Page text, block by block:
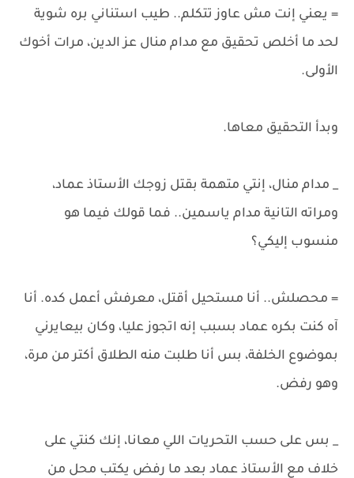
= يعني إنت مش عاوز تتكلم.. طيب استناني بره شوية
لحد ما أخلص تحقيق مع مدام منال عز الدين، مرات أخوك
الأولى.
وبدأ التحقيق معاها.
_ مدام منال، إنتي متهمة بقتل زوجك الأستاذ عماد،
ومراته التانية مدام ياسمين.. فما قولك فيما هو
منسوب إليكي؟
= محصلش.. أنا مستحيل أقتل، معرفش أعمل كده. أنا
آه كنت بكره عماد بسبب إنه اتجوز عليا، وكان بيعايرني
بموضوع الخلفة، بس أنا طلبت منه الطلاق أكتر من مرة،
وهو رفض.
_ بس على حسب التحريات اللي معانا، إنك كنتي على
خلاف مع الأستاذ عماد بعد ما رفض يكتب محل من